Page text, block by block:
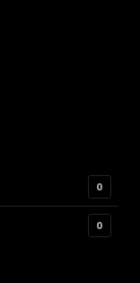
0
0